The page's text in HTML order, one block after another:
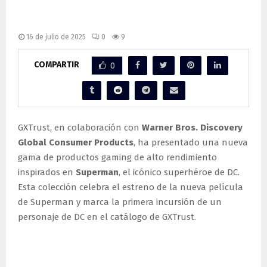
16 de julio de 2025 0 9
COMPARTIR 0
GXTrust, en colaboración con Warner Bros. Discovery
Global Consumer Products, ha presentado una nueva
gama de productos gaming de alto rendimiento
inspirados en Superman, el icónico superhéroe de DC.
Esta colección celebra el estreno de la nueva película
de Superman y marca la primera incursión de un
personaje de DC en el catálogo de GXTrust.